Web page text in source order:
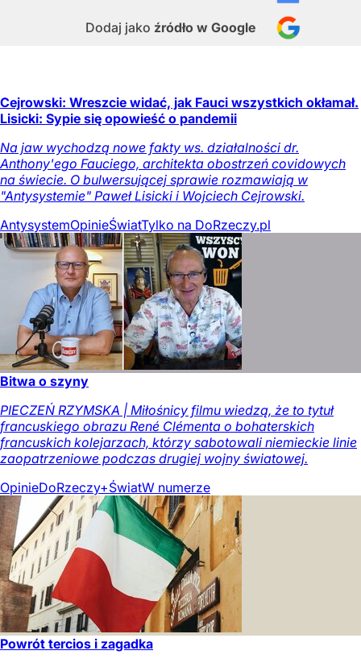
Dodaj jako źródło w Google
Cejrowski: Wreszcie widać, jak Fauci wszystkich okłamał.
Lisicki: Sypie się opowieść o pandemii
Na jaw wychodzą nowe fakty ws. działalności dr.
Anthony'ego Fauciego, architekta obostrzeń covidowych
na świecie. O bulwersującej sprawie rozmawiają w
"Antysystemie" Paweł Lisicki i Wojciech Cejrowski.
AntysystemOpinieŚwiatTylko na DoRzeczy.pl
Bitwa o szyny
PIECZEŃ RZYMSKA | Miłośnicy filmu wiedzą, że to tytuł
francuskiego obrazu René Clémenta o bohaterskich
francuskich kolejarzach, którzy sabotowali niemieckie linie
zaopatrzeniowe podczas drugiej wojny światowej.
OpinieDoRzeczy+ŚwiatW numerze
Powrót tercios i zagadka